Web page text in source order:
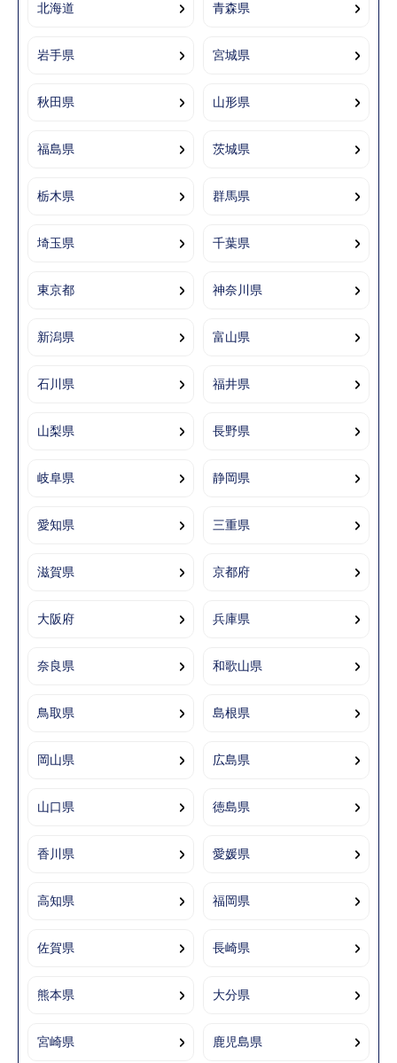
北海道 青森県
岩手県 宮城県
秋田県 山形県
福島県 茨城県
栃木県 群馬県
埼玉県 千葉県
東京都 神奈川県
新潟県 富山県
石川県 福井県
山梨県 長野県
岐阜県 静岡県
愛知県 三重県
滋賀県 京都府
大阪府 兵庫県
奈良県 和歌山県
鳥取県 島根県
岡山県 広島県
山口県 徳島県
香川県 愛媛県
高知県 福岡県
佐賀県 長崎県
熊本県 大分県
宮崎県 鹿児島県